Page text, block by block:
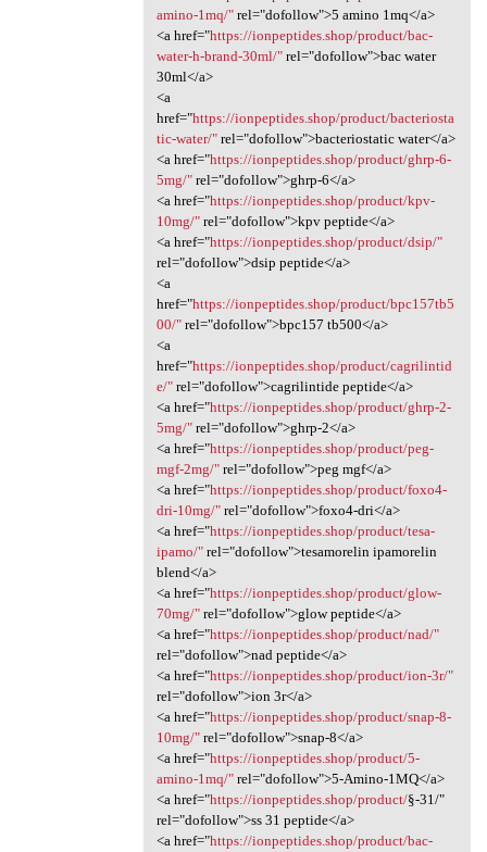
amino-1mq/"rel="dofollow">5 amino 1mq</a>
<a href="https://ionpeptides.shop/product/bac-
water-h-brand-30ml/"rel="dofollow">bac water
30ml</a>
<a
href="https://ionpeptides.shop/product/bacteriosta
tic-water/"rel="dofollow">bacteriostatic water</a>
<a href="https://ionpeptides.shop/product/ghrp-6-
5mg/"rel="dofollow">ghrp-6</a>
<a href="https://ionpeptides.shop/product/kpv-
10mg/"rel="dofollow">kpv peptide</a>
<a href="https://ionpeptides.shop/product/dsip/"
rel="dofollow">dsip peptide</a>
<a
href="https://ionpeptides.shop/product/bpc157tb5
00/"rel="dofollow">bpc157 tb500</a>
<a
href="https://ionpeptides.shop/product/cagrilintid
e/"rel="dofollow">cagrilintide peptide</a>
<a href="https://ionpeptides.shop/product/ghrp-2-
5mg/"rel="dofollow">ghrp-2</a>
<a href="https://ionpeptides.shop/product/peg-
mgf-2mg/"rel="dofollow">peg mgf</a>
<a href="https://ionpeptides.shop/product/foxo4-
dri-10mg/"rel="dofollow">foxo4-dri</a>
<a href="https://ionpeptides.shop/product/tesa-
ipamo/"rel="dofollow">tesamorelin ipamorelin
blend</a>
<a href="https://ionpeptides.shop/product/glow-
70mg/"rel="dofollow">glow peptide</a>
<a href="https://ionpeptides.shop/product/nad/"
rel="dofollow">nad peptide</a>
<a href="https://ionpeptides.shop/product/ion-3r/"
rel="dofollow">ion 3r</a>
<a href="https://ionpeptides.shop/product/snap-8-
10mg/"rel="dofollow">snap-8</a>
<a href="https://ionpeptides.shop/product/5-
amino-1mq/"rel="dofollow">5-Amino-1MQ</a>
<a href="https://ionpeptides.shop/product/§-31/"
rel="dofollow">ss 31 peptide</a>
<a href="https://ionpeptides.shop/product/bac-